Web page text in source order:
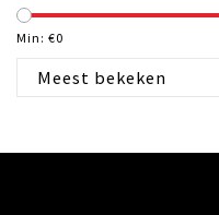
Min: €0
Meest bekeken